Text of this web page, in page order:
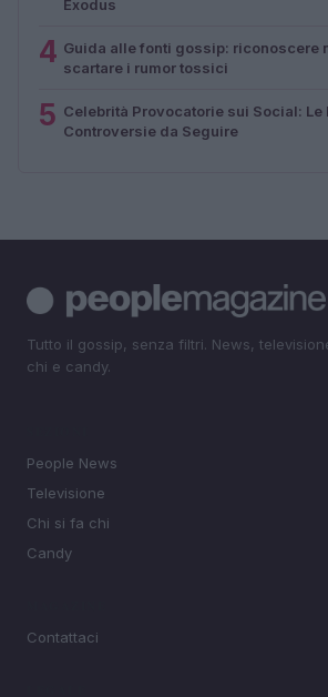
Exodus
4 Guida alle fonti gossip: riconoscere
scartare i rumor tossici
5 Celebrità Provocatorie sui Social: Le
Controversie da Seguire
Tutto il gossip, senza filtri. News,
chi e candy.
People News
Televisione
Chi si fa chi
Candy
Contattaci